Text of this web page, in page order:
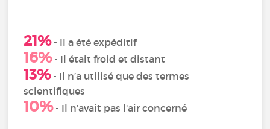
21%- Il a été expéditif
16%- Il était froid et distant
13%- Il n’a utilisé que des termes
scientifiques
10%- Il n’avait pas l'air concerné